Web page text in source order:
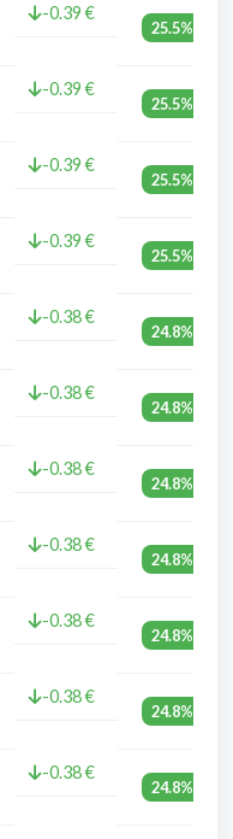
-0.39 €
25.5%
-0.39 €
25.5%
-0.39 €
25.5%
-0.39 €
25.5%
-0.38 €
24.8%
-0.38 €
24.8%
-0.38 €
24.8%
-0.38 €
24.8%
-0.38 €
24.8%
-0.38 €
24.8%
-0.38 €
24.8%